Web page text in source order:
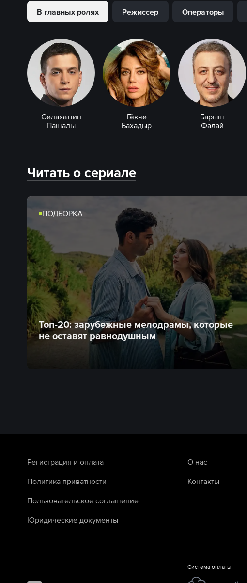
В главных ролях Режиссер Операторы
Селахаттин
Пашалы
Гёкче
Бахадыр
Барыш
Фалай
Читать о сериале
ПОДБОРКА
Топ-20: зарубежные мелодрамы, которые
не оставят равнодушным
Регистрация и оплата
Политика приватности
Пользовательское соглашение
Юридические документы
О нас
Контакты
Система оплаты